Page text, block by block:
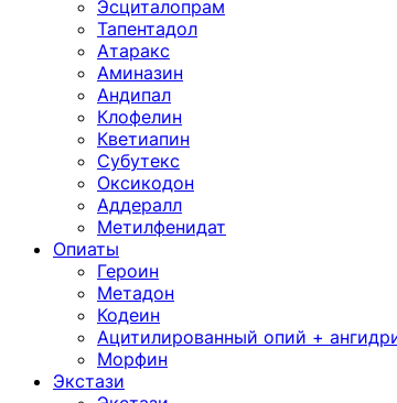
Эсциталопрам
Тапентадол
Атаракс
Аминазин
Андипал
Клофелин
Кветиапин
Субутекс
Оксикодон
Аддералл
Метилфенидат
Опиаты
Героин
Метадон
Кодеин
Ацитилированный опий +
Морфин
Экстази